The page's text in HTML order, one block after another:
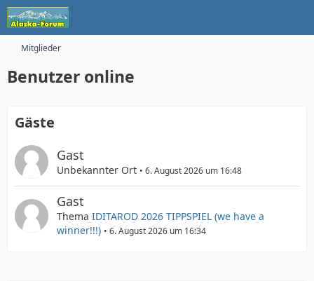
Mitglieder
Benutzer online
Gäste
Gast
Unbekannter Ort 6. August 2026 um 16:48
Gast
Thema IDITAROD 2026 TIPPSPIEL (we have a
winner!!!)
6. August 2026 um 16:34